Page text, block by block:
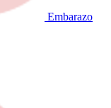
Embarazo